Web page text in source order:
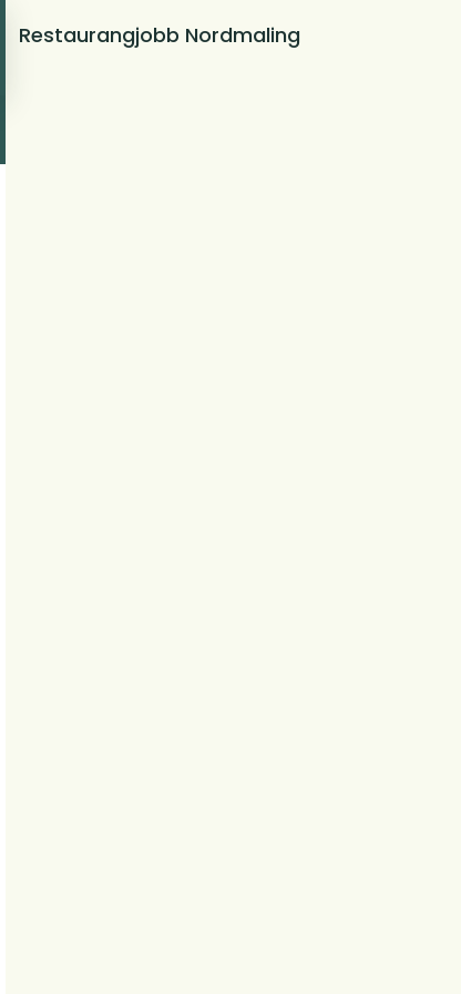
Restaurangjobb Nordmaling